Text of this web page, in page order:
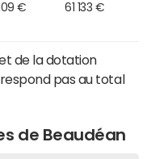
109 € 61 133 €
de la dotation
pas au total
de Beaudéan